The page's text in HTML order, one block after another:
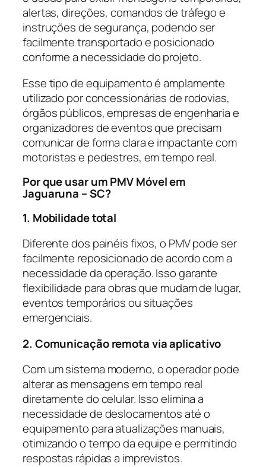
alertas, direções, comandos de tráfego e
instruções de segurança, podendo ser
facilmente transportado e posicionado
conforme a necessidade do projeto.
Esse tipo de equipamento é amplamente
utilizado por concessionárias de rodovias,
órgãos públicos, empresas de engenharia e
organizadores de eventos que precisam
comunicar de forma clara e impactante com
motoristas e pedestres, em tempo real.
Por que usar um PMV Móvel em
Jaguaruna – SC?
1. Mobilidade total
Diferente dos painéis fixos, o PMV pode ser
facilmente reposicionado de acordo com a
necessidade da operação. Isso garante
flexibilidade para obras que mudam de lugar,
eventos temporários ou situações
emergenciais.
2. Comunicação remota via aplicativo
Com um sistema moderno, o operador pode
alterar as mensagens em tempo real
diretamente do celular. Isso elimina a
necessidade de deslocamentos até o
equipamento para atualizações manuais,
otimizando o tempo da equipe e permitindo
respostas rápidas a imprevistos.